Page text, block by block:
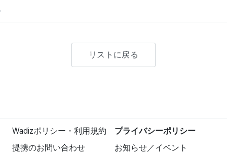
リストに戻る
Wadizポリシー・利用規約
プライバシーポリシー
提携のお問い合わせ
お知らせ／イベント